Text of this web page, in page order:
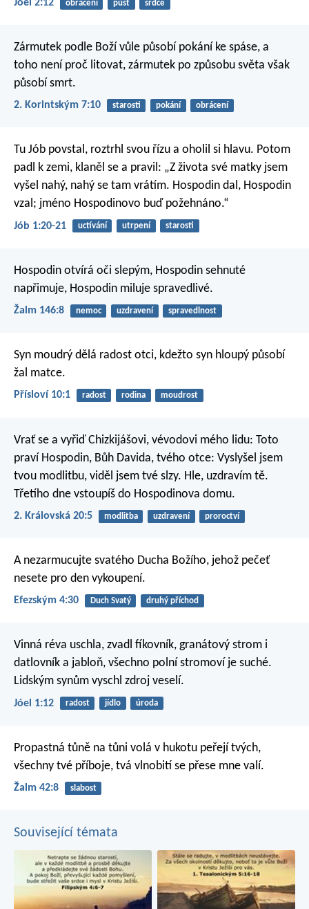
Jóel 2:12 obrácení půst srdce
Zármutek podle Boží vůle působí pokání ke spáse, a
toho není proč litovat, zármutek po způsobu světa však
působí smrt.
2. Korintským 7:10 starosti pokání obrácení
Tu Jób povstal, roztrhl svou řízu a oholil si hlavu. Potom
padl k zemi, klaněl se a pravil: „Z života své matky jsem
vyšel nahý, nahý se tam vrátím. Hospodin dal, Hospodin
vzal; jméno Hospodinovo buď požehnáno.“
Jób 1:20-21 uctívání utrpení starosti
Hospodin otvírá oči slepým, Hospodin sehnuté
napřimuje, Hospodin miluje spravedlivé.
Žalm 146:8 nemoc uzdravení spravedlnost
Syn moudrý dělá radost otci, kdežto syn hloupý působí
žal matce.
Přísloví 10:1 radost rodina moudrost
Vrať se a vyřiď Chizkijášovi, vévodovi mého lidu: Toto
praví Hospodin, Bůh Davida, tvého otce: Vyslyšel jsem
tvou modlitbu, viděl jsem tvé slzy. Hle, uzdravím tě.
Třetího dne vstoupíš do Hospodinova domu.
2. Královská 20:5 modlitba uzdravení proroctví
A nezarmucujte svatého Ducha Božího, jehož pečeť
nesete pro den vykoupení.
Efezským 4:30 Duch Svatý druhý příchod
Vinná réva uschla, zvadl fíkovník, granátový strom i
datlovník a jabloň, všechno polní stromoví je suché.
Lidským synům vyschl zdroj veselí.
Jóel 1:12 radost jídlo úroda
Propastná tůně na tůni volá v hukotu peřejí tvých,
všechny tvé příboje, tvá vlnobití se přese mne valí.
Žalm 42:8 slabost
Související témata